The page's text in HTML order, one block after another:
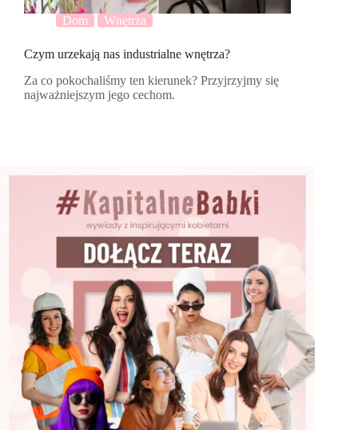
Dom Wnętrza
Czym urzekają nas industrialne wnętrza?
Za co pokochaliśmy ten kierunek? Przyjrzyjmy się
najważniejszym jego cechom.